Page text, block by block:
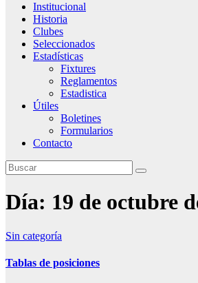
Institucional
Historia
Clubes
Seleccionados
Estadísticas
Fixtures
Reglamentos
Estadistica
Útiles
Boletines
Formularios
Contacto
Día: 19 de octubre
Sin categoría
Tablas de posiciones